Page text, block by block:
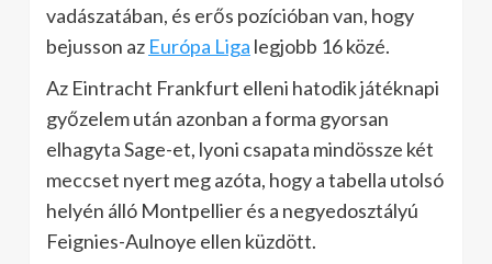
vadászatában, és erős pozícióban van, hogy
bejusson az Európa Liga legjobb 16 közé.
Az Eintracht Frankfurt elleni hatodik játéknapi
győzelem után azonban a forma gyorsan
elhagyta Sage-et, lyoni csapata mindössze két
meccset nyert meg azóta, hogy a tabella utolsó
helyén álló Montpellier és a negyedosztályú
Feignies-Aulnoye ellen küzdött.